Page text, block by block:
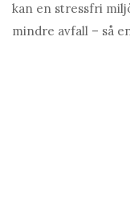
kan en stressfri
mindre avfall – så